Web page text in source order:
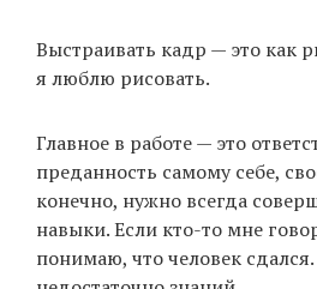
Выстраивать кадр — это как
я люблю рисовать.
Главное в работе — это
преданность самому себе,
конечно, нужно всегда
навыки. Если кто-то мне
понимаю, что человек